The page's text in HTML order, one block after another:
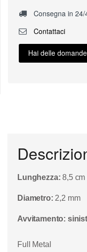
Consegna in
Contattaci
Hai delle
Lunghezza:8,5 cm
Diametro: 2,2 mm
Avvitamento:
Full Metal